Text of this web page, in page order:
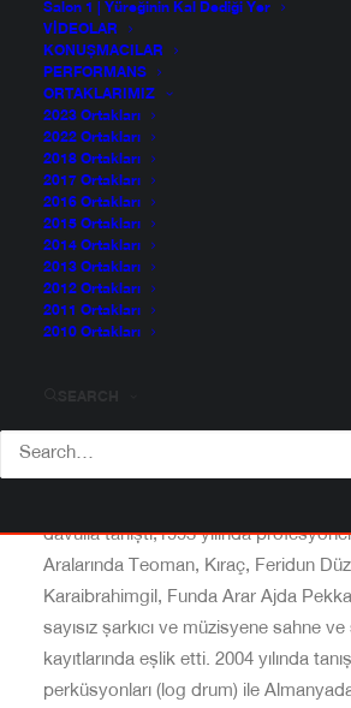
Salon 1 | Yüreğinin Kal Dediği Yer
VIDEOLAR
KONUŞMACILAR
PERFORMANS
ORTAKLARIMIZ
2023 Ortakları
2022 Ortakları
2018 Ortakları
2017 Ortakları
2016 Ortakları
2015 Ortakları
2014 Ortakları
2013 Ortakları
2012 Ortakları
2011 Ortakları
2010 Ortakları
Müzisyen
davulla tanıştı,1993 yılında
Aralarında Teoman, Kıraç, Feridun
Karaibrahimgil, Funda Arar Ajda
sayısız şarkıcı ve müzisyene sahne
kayıtlarında eşlik etti. 2004 yılında
perküsyonları (log drum) ile